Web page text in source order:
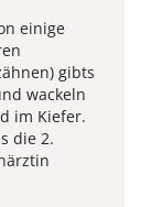
einige
gibts
wackeln
im Kiefer.
die 2.